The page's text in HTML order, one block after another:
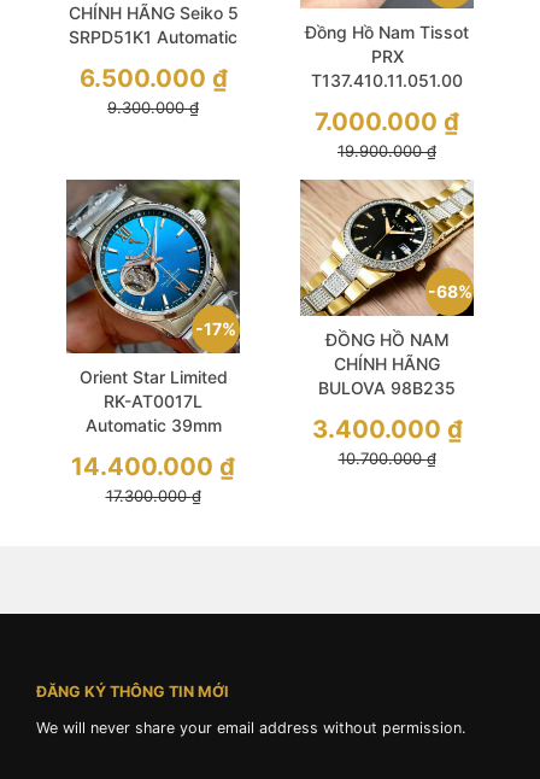
CHÍNH HÃNG Seiko 5
SRPD51K1 Automatic
Stainless
9.300.000₫
6.500.000 ₫
Đồng Hồ Nam Tissot
PRX
T137.410.11.051.00
Set 2 Dây Like New
19.900.000₫
7.000.000 ₫
17%
Orient Star Limited
RK-AT0017L
Automatic 39mm
17.300.000₫
14.400.000 ₫
68%
ĐỒNG HỒ NAM
CHÍNH HÃNG
BULOVA 98B235
Black Dial Demi Gold
Stainless Steel For
10.700.000₫
3.400.000 ₫
ĐĂNG KÝ THÔNG TIN MỚI
We will never share your email address without permission.